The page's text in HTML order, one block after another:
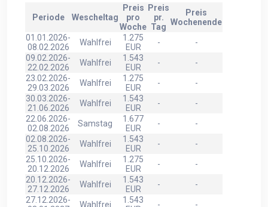
Periode Wescheltag
Preis
pro
Woche
Preis
pr.
Tag
Preis
Wochenende
01.01.2026-
08.02.2026
Wahlfrei
1.275
EUR
-
-
09.02.2026-
22.02.2026
Wahlfrei
1.543
EUR
-
-
23.02.2026-
29.03.2026
Wahlfrei
1.275
EUR
-
-
30.03.2026-
21.06.2026
Wahlfrei
1.543
EUR
-
-
22.06.2026-
02.08.2026
Samstag
1.677
EUR
-
-
02.08.2026-
25.10.2026
Wahlfrei
1.543
EUR
-
-
25.10.2026-
20.12.2026
Wahlfrei
1.275
EUR
-
-
20.12.2026-
27.12.2026
Wahlfrei
1.543
EUR
-
-
27.12.2026-
Wahlfrei
1.543
-
-